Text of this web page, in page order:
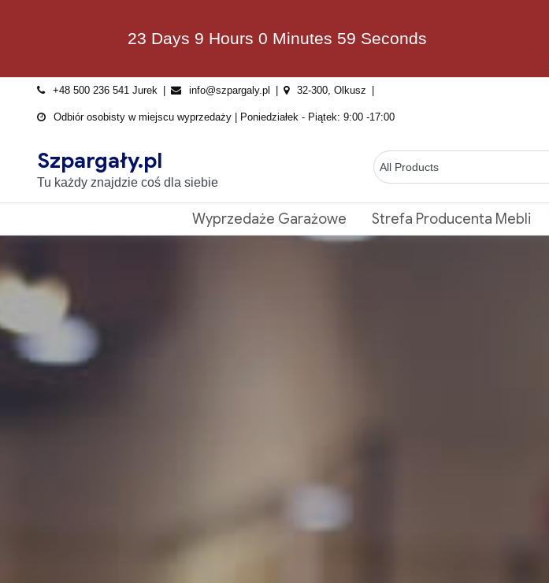
23 Days 9 Hours 0 Minutes 56 Seconds
+48 500 236 541 Jurek info@szpargaly.pl 32-300, Olkusz
Odbiór osobisty w miejscu wyprzedaży | Poniedziałek - Piątek: 9:00 -17:00
Szpargały.pl
Tu każdy znajdzie coś dla siebie
Wyprzedaże Garażowe Strefa Producenta Mebli